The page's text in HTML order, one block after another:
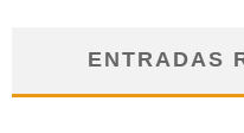
ENTRADAS